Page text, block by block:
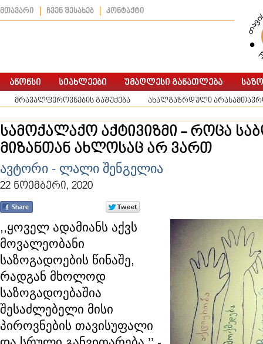
მთავარი ჩვენ შესახებ კონტაქტი
მრავალფეროვნების გაშუქება ახალგაზრდული
სამოქალაქო აქტივიზმი - როცა
მიზანთან ახლოსაც არ ვართ
ავტორი - ლალი შენგელია
22 ნოემბერი, 2020
,,ყოველ ადამიანს აქვს
მოვალეობანი
საზოგადოების წინაშე,
რადგან მხოლოდ
საზოგადოებაშია
შესაძლებელი მისი
პიროვნების თავისუფალი